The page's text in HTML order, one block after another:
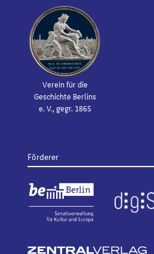
Verein für die
Geschichte Berlins
e. V., gegr. 1865
Förderer